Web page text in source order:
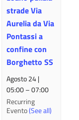
strade Via
Aurelia da Via
Pontassi a
confine con
Borghetto SS
Agosto 24 |
05:00–07:00
Recurring
Evento(See all)